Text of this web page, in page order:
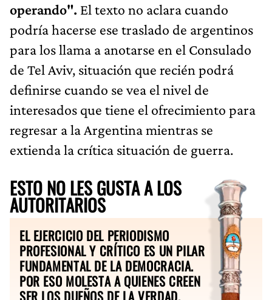
operando". El texto no aclara cuando
podría hacerse ese traslado de argentinos
para los llama a anotarse en el Consulado
de Tel Aviv, situación que recién podrá
definirse cuando se vea el nivel de
interesados que tiene el ofrecimiento para
regresar a la Argentina mientras se
extienda la crítica situación de guerra.
ESTO NO LES GUSTA A LOS
AUTORITARIOS
EL EJERCICIO DEL PERIODISMO
PROFESIONAL Y CRÍTICO ES UN PILAR
FUNDAMENTAL DE LA DEMOCRACIA.
POR ESO MOLESTA A QUIENES CREEN
SER LOS DUEÑOS DE LA VERDAD.